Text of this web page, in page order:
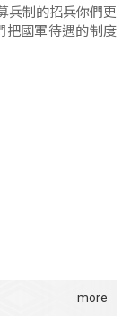
兵制的招兵你們更
把國軍待遇的制度